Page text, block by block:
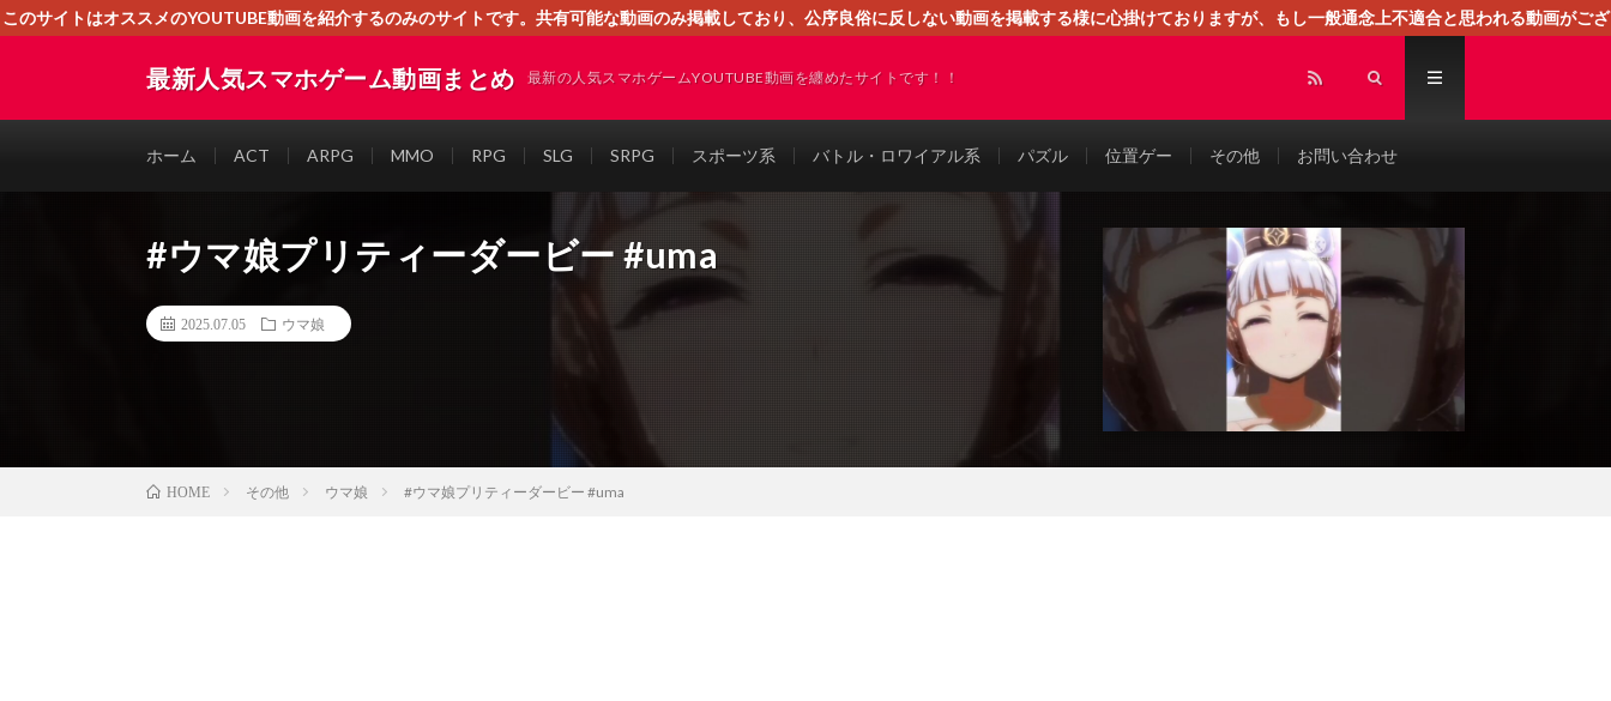
このサイトはオススメのYOUTUBE動画を紹介するのみのサイトです。共有可能な動画のみ掲載しており、公序良俗に反しない動画を掲載する様に心掛けておりますが、もし一般通念上不適合と思われる動画がござ
最新人気スマホゲーム動画まとめ 最新の人気スマホゲームYOUTUBE動画を纏めたサイトです！！
ホーム ACT ARPG MMO RPG SLG SRPG スポーツ系 バトル・ロワイアル系 パズル 位置ゲー その他 お問い合わせ
#ウマ娘プリティーダービー #uma
2025.07.05 ウマ娘
HOME その他 ウマ娘 #ウマ娘プリティーダービー #uma